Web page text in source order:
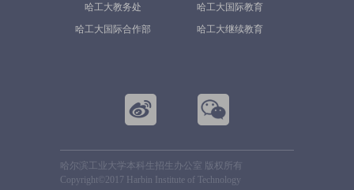
哈工大教务处
哈工大国际教育
哈工大国际合作部
哈工大继续教育
哈尔滨工业大学本科生招生办公室 版权所有
Copyright©2017 Harbin Institute of Technology